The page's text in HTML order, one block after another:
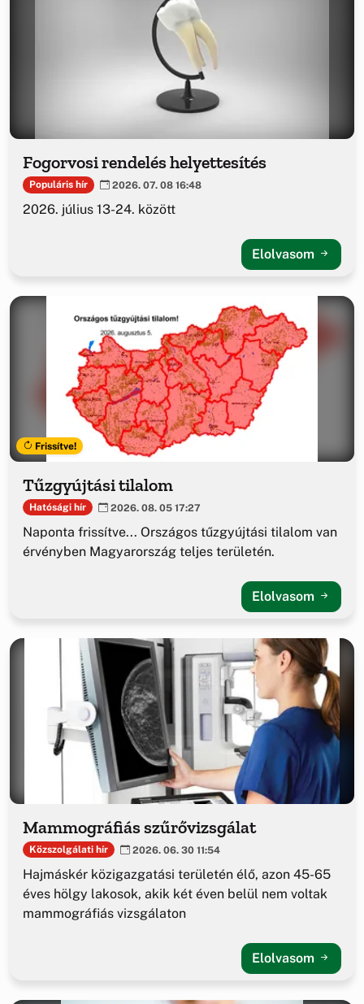
Fogorvosi rendelés helyettesítés
Populáris hír 2026. 07. 08 16:48
2026. július 13-24. között
Elolvasom
Frissítve!
Tűzgyújtási tilalom
Hatósági hír 2026. 08. 05 17:27
Naponta frissítve... Országos tűzgyújtási tilalom van
érvényben Magyarország teljes területén.
Elolvasom
Mammográfiás szűrővizsgálat
Közszolgálati hír 2026. 06. 30 11:54
Hajmáskér közigazgatási területén élő, azon 45-65
éves hölgy lakosok, akik két éven belül nem voltak
mammográfiás vizsgálaton
Elolvasom